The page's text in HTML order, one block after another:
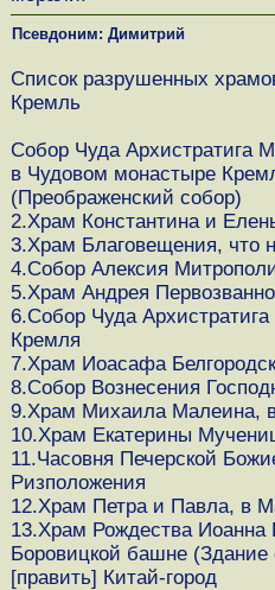
Псевдоним: Димитрий
Список разрушенных
Кремль
Собор Чуда Архистратига
в Чудовом монастыре
(Преображенский собор)
2.Храм Константина и
3.Храм Благовещения, что
4.Собор Алексия
5.Храм Андрея
6.Собор Чуда
Кремля
7.Храм Иоасафа
8.Собор Вознесения
9.Храм Михаила Малеина,
10.Храм Екатерины
11.Часовня Печерской
Ризположения
12.Храм Петра и Павла, в
13.Храм Рождества Иоанна
Боровицкой башне (Здание
[править] Китай-город